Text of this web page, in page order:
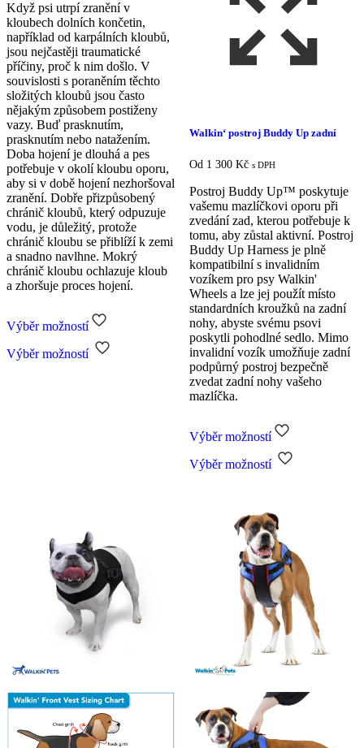
Když psi utrpí zranění v
kloubech dolních končetin,
například od karpálních kloubů,
jsou nejčastěji traumatické
příčiny, proč k nim došlo. V
souvislosti s poraněním těchto
složitých kloubů jsou často
nějakým způsobem postiženy
vazy. Buď prasknutím,
prasknutím nebo natažením.
Doba hojení je dlouhá a pes
potřebuje v okolí kloubu oporu,
aby si v době hojení nezhoršoval
zranění. Dobře přizpůsobený
chránič kloubů, který odpuzuje
vodu, je důležitý, protože
chránič kloubu se přiblíží k zemi
a snadno navlhne. Mokrý
chránič kloubu ochlazuje kloub
a zhoršuje proces hojení.
Výběr možností
Výběr možností
Tento
produkt
Walkin‘ postroj Buddy Up zadní
Od 1 300 Kč s DPH
Postroj Buddy Up™ poskytuje
vašemu mazlíčkovi oporu při
zvedání zad, kterou potřebuje k
tomu, aby zůstal aktivní. Postroj
Buddy Up Harness je plně
kompatibilní s invalidním
vozíkem pro psy Walkin'
Wheels a lze jej použít místo
standardních kroužků na zadní
nohy, abyste svému psovi
poskytli pohodlné sedlo. Mimo
invalidní vozík umožňuje zadní
podpůrný postroj bezpečně
zvedat zadní nohy vašeho
mazlíčka.
Výběr možností
Výběr možností
Tento
produkt
Možnosti
lze
vybrat
na
stránce
produktu